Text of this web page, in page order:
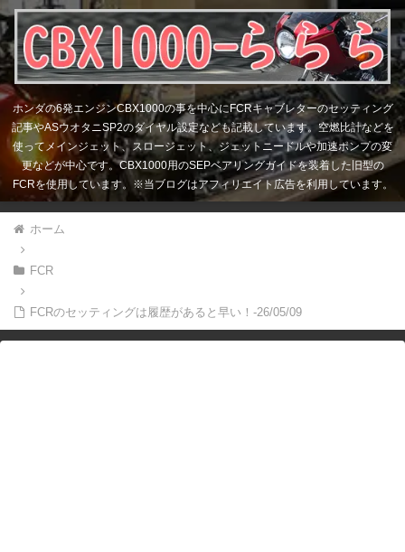
ホンダの6発エンジンCBX1000の事を中心にFCRキャブレターのセッティング
記事やASウオタニSP2のダイヤル設定なども記載しています。空燃比計などを
使ってメインジェット、スロージェット、ジェットニードルや加速ポンプの変
更などが中心です。CBX1000用のSEPベアリングガイドを装着した旧型の
FCRを使用しています。※当ブログはアフィリエイト広告を利用しています。
ホーム
FCR
FCRのセッティングは履歴があると早い！-26/05/09